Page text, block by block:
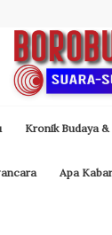
Kronik Budaya &
Apa Kabar